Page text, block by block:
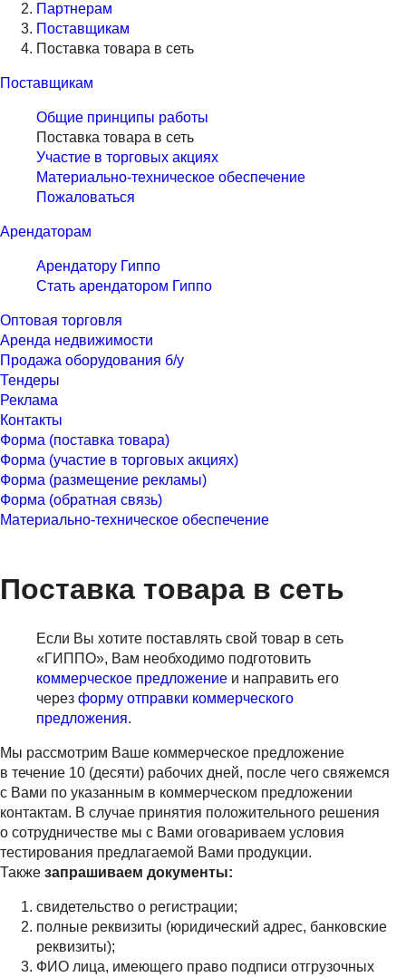
Партнерам
Поставщикам
Поставка товара в сеть
Поставщикам
Общие принципы работы
Поставка товара в сеть
Участие в торговых акциях
Материально-техническое обеспечение
Пожаловаться
Арендаторам
Арендатору Гиппо
Стать арендатором Гиппо
Оптовая торговля
Аренда недвижимости
Продажа оборудования б/у
Тендеры
Реклама
Контакты
Форма (поставка товара)
Форма (участие в торговых акциях)
Форма (размещение рекламы)
Форма (обратная связь)
Материально-техническое обеспечение
Поставка товара в сеть
Если Вы хотите поставлять свой товар в сеть
«ГИППО», Вам необходимо подготовить
коммерческое предложение и направить его
через форму отправки коммерческого
предложения.
Мы рассмотрим Ваше коммерческое предложение
в течение 10 (десяти) рабочих дней, после чего свяжемся
с Вами по указанным в коммерческом предложении
контактам. В случае принятия положительного решения
о сотрудничестве мы с Вами оговариваем условия
тестирования предлагаемой Вами продукции.
Также запрашиваем документы:
свидетельство о регистрации;
полные реквизиты (юридический адрес, банковские
реквизиты);
ФИО лица, имеющего право подписи отгрузочных